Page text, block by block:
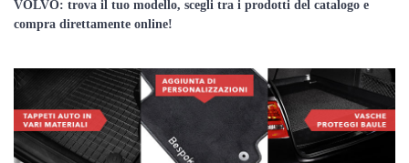
VOLVO: trova il tuo modello, scegli tra i prodotti del catalogo e
compra direttamente online!